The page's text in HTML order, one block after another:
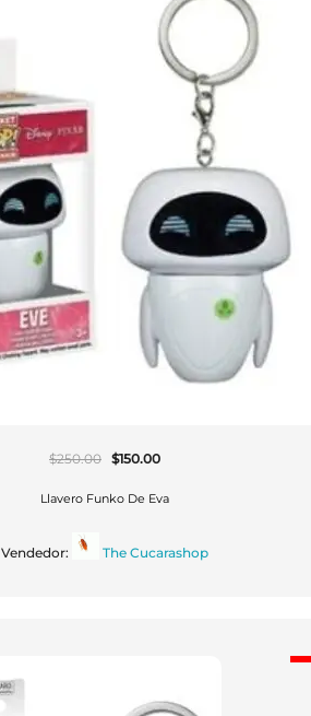
$250.00 El
Precio
Era:
$150.00El
Es:
Llavero Funko De Eva
Vendedor: The Cucarashop